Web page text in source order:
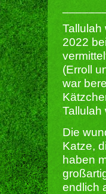
Tallulah
2022
(Erroll
war
Tallulah
Die
Katze,
haben
endlich